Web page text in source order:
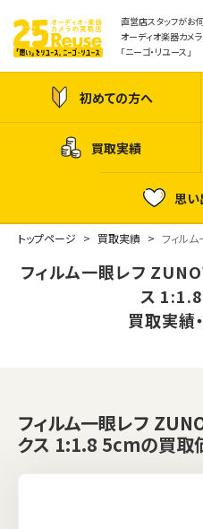
直営店スタッフがお伺
オーディオ楽器カメ
「ニーゴ・リユース」
初めての方へ
買取実績
思い
トップページ 買取実績 フィル
フィルム一眼レフ
ス
買取実績
フィルム一眼レフ
クス 1:1.8 5cmの買取